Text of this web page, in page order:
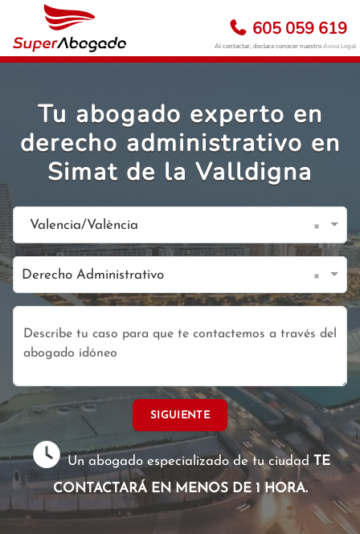
605 059 619
Al contactar, declara conocer nuestroAviso Legal
Tu abogado experto en
derecho administrativo en
Simat de la Valldigna
Valencia/València ×
Derecho Administrativo ×
SIGUIENTE
Un abogado especializado de tu ciudadTE
CONTACTARÁ EN MENOS DE 1 HORA.